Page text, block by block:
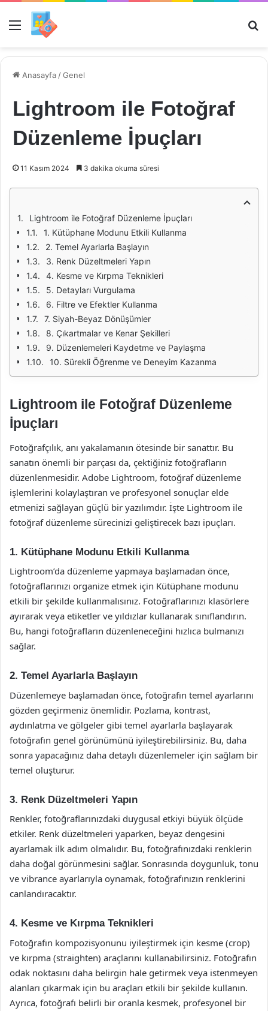
Menü
Anasayfa /Genel
Lightroom ile Fotoğraf
Düzenleme İpuçları
11 Kasım 2024 3 dakika okuma süresi
Lightroom ile Fotoğraf Düzenleme İpuçları
1. Kütüphane Modunu Etkili Kullanma
2. Temel Ayarlarla Başlayın
3. Renk Düzeltmeleri Yapın
4. Kesme ve Kırpma Teknikleri
5. Detayları Vurgulama
6. Filtre ve Efektler Kullanma
7. Siyah-Beyaz Dönüşümler
8. Çıkartmalar ve Kenar Şekilleri
9. Düzenlemeleri Kaydetme ve Paylaşma
10. Sürekli Öğrenme ve Deneyim Kazanma
Lightroom ile Fotoğraf Düzenleme
İpuçları
Fotoğrafçılık, anı yakalamanın ötesinde bir sanattır. Bu
sanatın önemli bir parçası da, çektiğiniz fotoğrafların
düzenlenmesidir. Adobe Lightroom, fotoğraf düzenleme
işlemlerini kolaylaştıran ve profesyonel sonuçlar elde
etmenizi sağlayan güçlü bir yazılımdır. İşte Lightroom ile
fotoğraf düzenleme sürecinizi geliştirecek bazı ipuçları.
1. Kütüphane Modunu Etkili Kullanma
Lightroom’da düzenleme yapmaya başlamadan önce,
fotoğraflarınızı organize etmek için Kütüphane modunu
etkili bir şekilde kullanmalısınız. Fotoğraflarınızı klasörlere
ayırarak veya etiketler ve yıldızlar kullanarak sınıflandırın.
Bu, hangi fotoğrafların düzenleneceğini hızlıca bulmanızı
sağlar.
2. Temel Ayarlarla Başlayın
Düzenlemeye başlamadan önce, fotoğrafın temel ayarlarını
gözden geçirmeniz önemlidir. Pozlama, kontrast,
aydınlatma ve gölgeler gibi temel ayarlarla başlayarak
fotoğrafın genel görünümünü iyileştirebilirsiniz. Bu, daha
sonra yapacağınız daha detaylı düzenlemeler için sağlam bir
temel oluşturur.
3. Renk Düzeltmeleri Yapın
Renkler, fotoğraflarınızdaki duygusal etkiyi büyük ölçüde
etkiler. Renk düzeltmeleri yaparken, beyaz dengesini
ayarlamak ilk adım olmalıdır. Bu, fotoğrafınızdaki renklerin
daha doğal görünmesini sağlar. Sonrasında doygunluk, tonu
ve vibrance ayarlarıyla oynamak, fotoğrafınızın renklerini
canlandıracaktır.
4. Kesme ve Kırpma Teknikleri
Fotoğrafın kompozisyonunu iyileştirmek için kesme (crop)
ve kırpma (straighten) araçlarını kullanabilirsiniz. Fotoğrafın
odak noktasını daha belirgin hale getirmek veya istenmeyen
alanları çıkarmak için bu araçları etkili bir şekilde kullanın.
Ayrıca, fotoğrafı belirli bir oranla kesmek, profesyonel bir